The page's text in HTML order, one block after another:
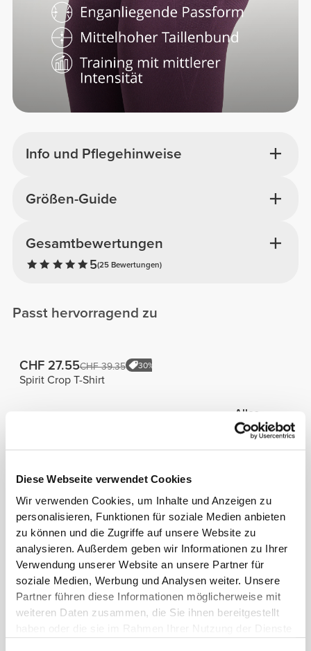
Diese Webseite verwendet Cookies
Wir verwenden Cookies, um Inhalte und Anzeigen zu
personalisieren, Funktionen für soziale Medien anbieten
zu können und die Zugriffe auf unsere Website zu
analysieren. Außerdem geben wir Informationen zu Ihrer
Verwendung unserer Website an unsere Partner für
soziale Medien, Werbung und Analysen weiter. Unsere
Partner führen diese Informationen möglicherweise mit
weiteren Daten zusammen, die Sie ihnen bereitgestellt
Info und Pflegehinweise
Gesamtbewertungen
5(25 Bewertungen)
Größen-Guide
Passt hervorragend zu
CHF 27.55CHF 39.35 30%
Spirit Crop T-Shirt
Alles
ansehen
CHF 29.52CHF 49.20 40%
normaler Taille
CHF 29.76
mit normaler Taille
CHF 29.52 CHF 49.20
BFF NRG Leggings mit
normaler Taille
CHF 27.55 CHF 39.35
Contour Leggings mit
normaler Taille
Bestseller
Alles
ansehen